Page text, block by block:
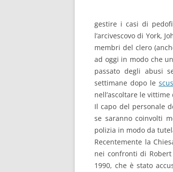
gestire i casi di
l’arcivescovo di York,
membri del clero
ad oggi in modo che
passato degli abusi
settimane dopo le
nell’ascoltare le
Il capo del personale
se saranno coinvolti
polizia in modo da
Recentemente la
nei confronti di
1990, che è stato